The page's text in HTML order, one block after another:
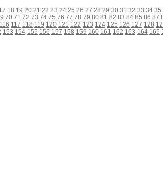
18 19 20 21 22 23 24 25 26 27 28 29 30 31 32 33 34 35
70 71 72 73 74 75 76 77 78 79 80 81 82 83 84 85 86 87
116 117 118 119 120 121 122 123 124 125 126 127 128
153 154 155 156 157 158 159 160 161 162 163 164 165